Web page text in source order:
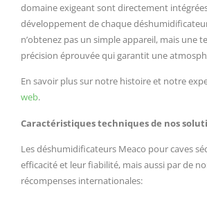
domaine exigeant sont directement
développement de chaque
n’obtenez pas un simple appareil, mais une
précision éprouvée qui garantit une
En savoir plus sur notre histoire et notre
web.
Caractéristiques techniques de nos
Les déshumidificateurs Meaco pour caves
efficacité et leur fiabilité, mais aussi par de
récompenses internationales: